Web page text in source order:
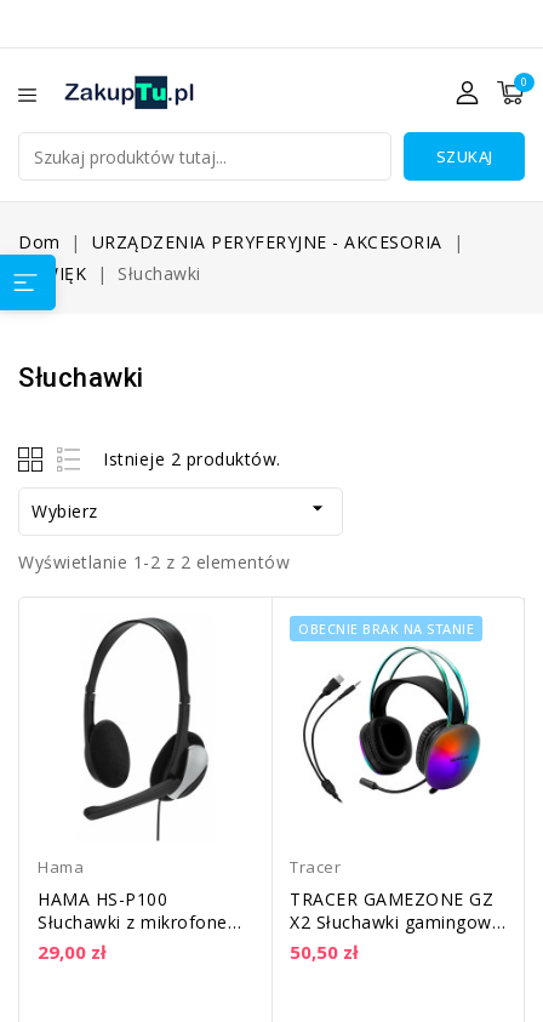
0
SZUKAJ
Dom
URZĄDZENIA PERYFERYJNE - AKCESORIA
DŹWIĘK
Słuchawki
Słuchawki
Istnieje 2 produktów.
Wybierz 
Wyświetlanie 1-2 z 2 elementów
Hama
HAMA HS-P100
Słuchawki z mikrofonem
do komputera | 2 x Jack
3,5mm
29,00 zł
OBECNIE BRAK NA STANIE
Tracer
TRACER GAMEZONE GZ
X2 Słuchawki gamingowe
z mikrofonem i
podświetleniem RGB
50,50 zł